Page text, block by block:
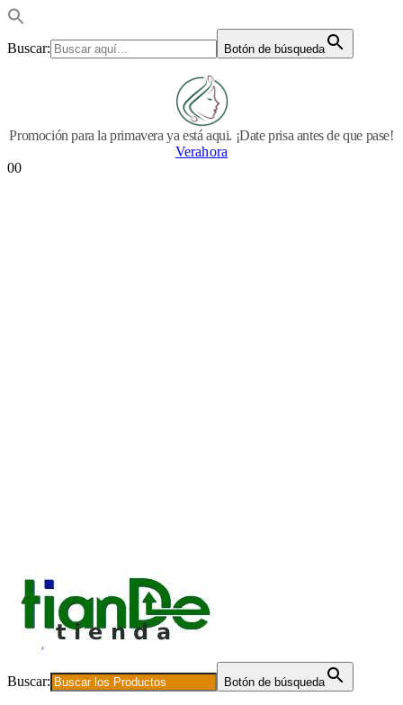
Buscar: Botón de búsqueda
Promoción para la primavera ya está aqui. ¡Date prisa antes de que pase!
Verahora
00
Buscar: Botón de búsqueda